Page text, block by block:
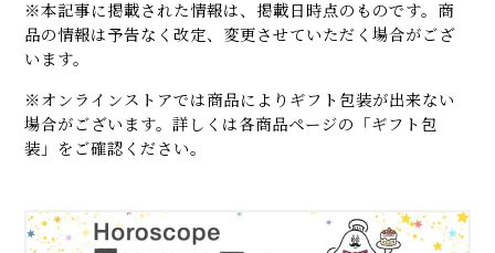
※本記事に掲載された情報は、掲載日時点のものです。商
品の情報は予告なく改定、変更させていただく場合がござ
います。
※オンラインストアでは商品によりギフト包装が出来ない
場合がございます。詳しくは各商品ページの「ギフト包
装」をご確認ください。